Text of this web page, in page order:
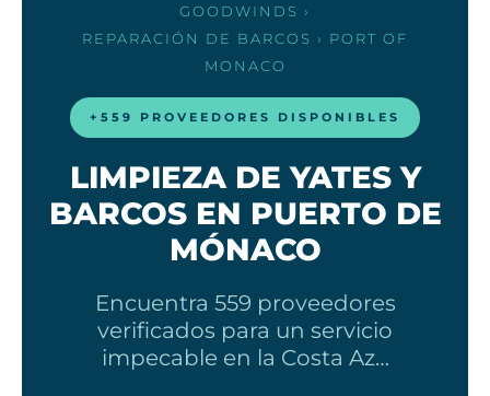
GOODWINDS ›
REPARACIÓN DE BARCOS › PORT OF
MONACO
+559 PROVEEDORES DISPONIBLES
LIMPIEZA DE YATES Y
BARCOS EN PUERTO DE
MÓNACO
Encuentra 559 proveedores
verificados para un servicio
impecable en la Costa Az…